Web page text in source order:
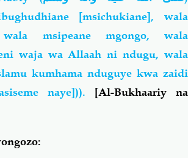
[msichukiane], wala
wala msipeane mgongo, wala
waja wa Allaah ni ndugu, wala
kumhama nduguye kwa zaidi
naye])). [Al-Bukhaariy na